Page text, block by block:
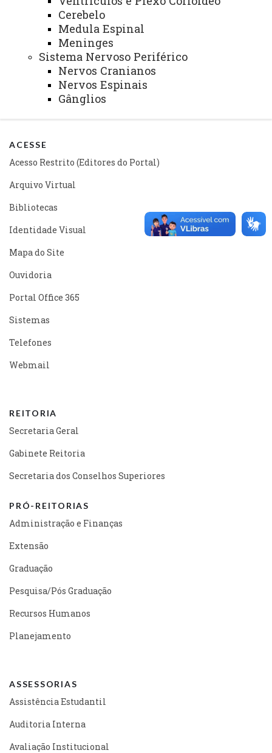
Cerebelo
Medula Espinal
Meninges
Sistema Nervoso Periférico
Nervos Cranianos
Nervos Espinais
Gânglios
Você está aqui:Unioeste
Microscópio Virtual
Tecido Epitelial
Glândula Exócrina Unicelular - Cél. Caliciforme
ACESSE
Acesso Restrito (Editores do Portal)
Arquivo Virtual
Bibliotecas
Identidade Visual
Mapa do Site
Ouvidoria
Portal Office 365
Sistemas
Telefones
Webmail
REITORIA
Secretaria Geral
Gabinete Reitoria
Secretaria dos Conselhos Superiores
PRÓ-REITORIAS
Administração e Finanças
Extensão
Graduação
Pesquisa/Pós Graduação
Recursos Humanos
Planejamento
ASSESSORIAS
Assistência Estudantil
Auditoria Interna
Avaliação Institucional